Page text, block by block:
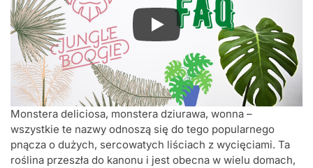
Monstera deliciosa, monstera dziurawa, wonna –
wszystkie te nazwy odnoszą się do tego popularnego
pnącza o dużych, sercowatych liściach z wycięciami. Ta
roślina przeszła do kanonu i jest obecna w wielu domach,